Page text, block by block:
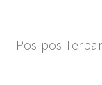
Pos-pos